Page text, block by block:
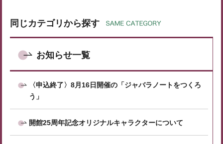
同じカテゴリから探す
お知らせ一覧
〈申込終了〉8月16日開催の「ジャバラノートをつくろ
う」
開館25周年記念オリジナルキャラクターについて